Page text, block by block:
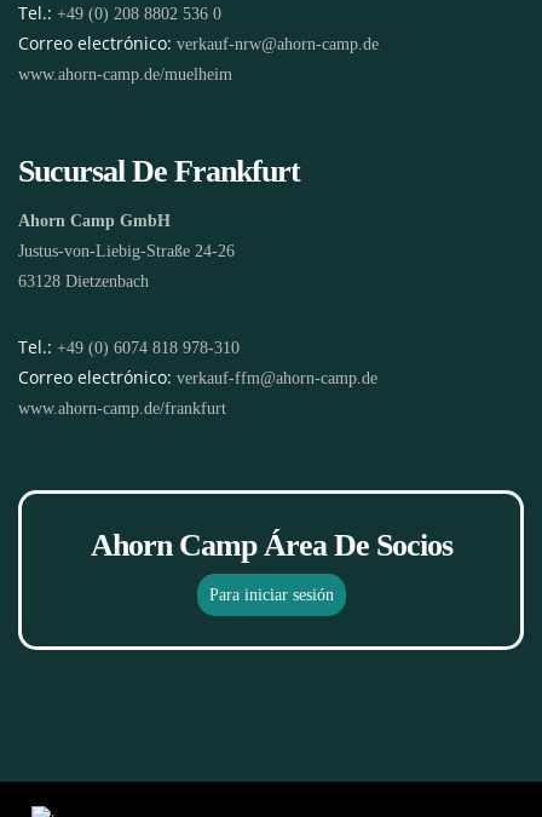
Tel.: +49 (0) 208 8802 536 0
Correo electrónico: verkauf-nrw@ahorn-camp.de
www.ahorn-camp.de/muelheim
Sucursal De Frankfurt
Ahorn Camp GmbH
Justus-von-Liebig-Straße 24-26
63128 Dietzenbach
Tel.: +49 (0) 6074 818 978-310
Correo electrónico: verkauf-ffm@ahorn-camp.de
www.ahorn-camp.de/frankfurt
Ahorn Camp Área De Socios
Para iniciar sesión